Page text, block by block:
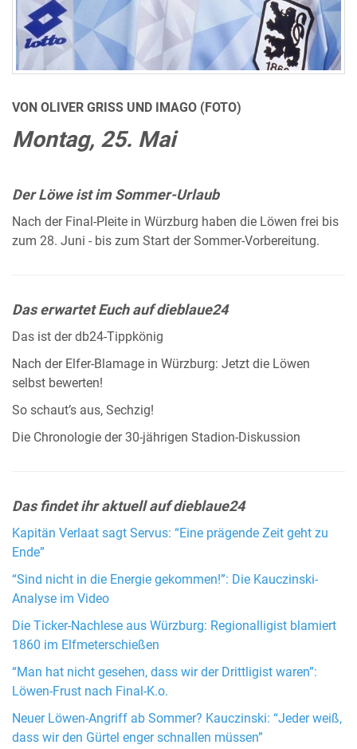
VON OLIVER GRISS UND IMAGO (FOTO)
Montag, 25. Mai
Der Löwe ist im Sommer-Urlaub
Nach der Final-Pleite in Würzburg haben die Löwen frei bis
zum 28. Juni - bis zum Start der Sommer-Vorbereitung.
Das erwartet Euch auf dieblaue24
Das ist der db24-Tippkönig
Nach der Elfer-Blamage in Würzburg: Jetzt die Löwen
selbst bewerten!
So schaut’s aus, Sechzig!
Die Chronologie der 30-jährigen Stadion-Diskussion
Das findet ihr aktuell auf dieblaue24
Kapitän Verlaat sagt Servus: “Eine prägende Zeit geht zu
Ende”
“Sind nicht in die Energie gekommen!”: Die Kauczinski-
Analyse im Video
Die Ticker-Nachlese aus Würzburg: Regionalligist blamiert
1860 im Elfmeterschießen
“Man hat nicht gesehen, dass wir der Drittligist waren”:
Löwen-Frust nach Final-K.o.
Neuer Löwen-Angriff ab Sommer? Kauczinski: “Jeder weiß,
dass wir den Gürtel enger schnallen müssen”